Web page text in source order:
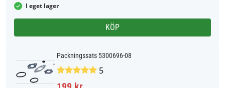
I eget lager
KÖP
Packningssats 5300696-08
5